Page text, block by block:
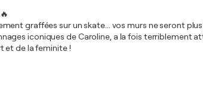
graffées sur un skate... vos murs ne seront
iconiques de Caroline, a la fois terriblement
et de la feminite !